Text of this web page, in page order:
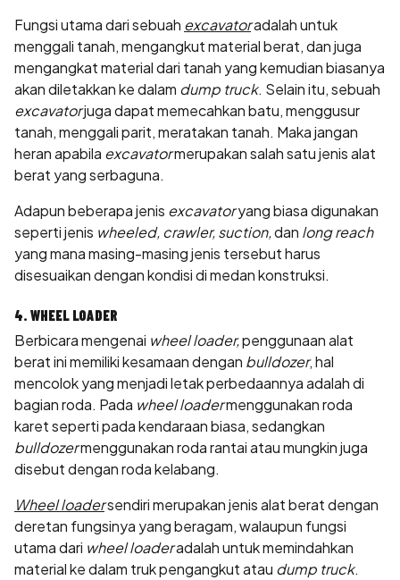
Fungsi utama dari sebuah excavatoradalah untuk
menggali tanah, mengangkut material berat, dan juga
mengangkat material dari tanah yang kemudian biasanya
akan diletakkan ke dalam dump truck. Selain itu, sebuah
excavatorjuga dapat memecahkan batu, menggusur
tanah, menggali parit, meratakan tanah. Maka jangan
heran apabila excavatormerupakan salah satu jenis alat
berat yang serbaguna.
Adapun beberapa jenis excavatoryang biasa digunakan
seperti jenis wheeled, crawler, suction,dan long reach
yang mana masing-masing jenis tersebut harus
disesuaikan dengan kondisi di medan konstruksi.
4. WHEEL LOADER
Berbicara mengenai wheel loader,penggunaan alat
berat ini memiliki kesamaan dengan bulldozer, hal
mencolok yang menjadi letak perbedaannya adalah di
bagian roda. Pada wheel loadermenggunakan roda
karet seperti pada kendaraan biasa, sedangkan
bulldozermenggunakan roda rantai atau mungkin juga
disebut dengan roda kelabang.
Wheel loadersendiri merupakan jenis alat berat dengan
deretan fungsinya yang beragam, walaupun fungsi
utama dari wheel loaderadalah untuk memindahkan
material ke dalam truk pengangkut atau dump truck.